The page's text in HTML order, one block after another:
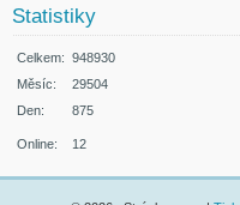
Statistiky
Online: 12
Celkem: 948930
Měsíc:
29504
Den:
875